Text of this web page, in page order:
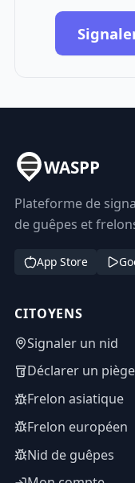
WASPP
Plateforme de
de guêpes et
App Store
CITOYENS
Signaler un nid
Déclarer un piège
Frelon asiatique
Frelon européen
Nid de guêpes